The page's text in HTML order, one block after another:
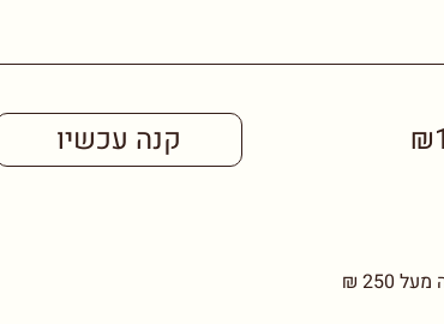
קנה עכשיו
250 ₪